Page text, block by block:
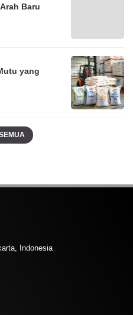
Baru
yang
Indonesia